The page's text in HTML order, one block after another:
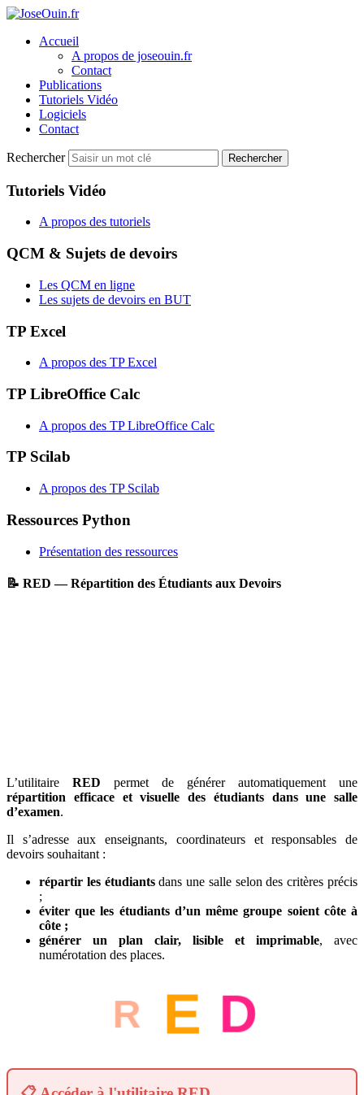
Accueil
A propos de joseouin.fr
Contact
Publications
Tutoriels Vidéo
Logiciels
Contact
Rechercher Rechercher
Tutoriels Vidéo
A propos des tutoriels
QCM & Sujets de devoirs
Les QCM en ligne
Les sujets de devoirs en BUT
TP Excel
A propos des TP Excel
TP LibreOffice Calc
A propos des TP LibreOffice Calc
TP Scilab
A propos des TP Scilab
Ressources Python
Présentation des ressources
📝 RED — Répartition des Étudiants aux Devoirs
L’utilitaire RED permet de générer automatiquement une
répartition efficace et visuelle des étudiants dans une salle
d’examen.
Il s’adresse aux enseignants, coordinateurs et responsables de
devoirs souhaitant :
répartir les étudiantsdans une salle selon des critères précis
;
éviter que les étudiants d’un même groupe soient côte à
côte ;
générer un plan clair, lisible et imprimable, avec
numérotation des places.
R E D